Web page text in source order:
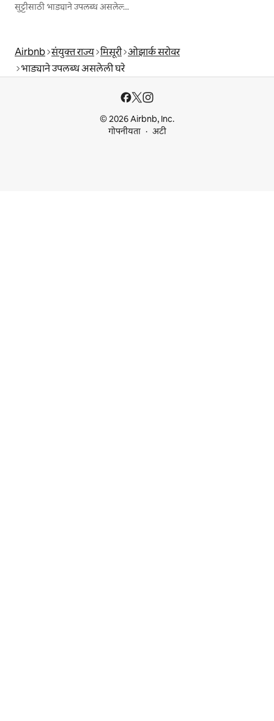
सुट्टीसाठी भाड्याने उपलब्ध असलेल्या जागा
Airbnb संयुक्त राज्य मिसूरी ओझार्क सरोवर
भाड्याने उपलब्ध असलेली घरे
© 2026 Airbnb, Inc.
गोपनीयता
अटी